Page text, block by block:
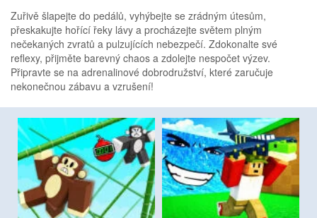
Zuřivě šlapejte do pedálů, vyhýbejte se zrádným útesům,
přeskakujte hořící řeky lávy a procházejte světem plným
nečekaných zvratů a pulzujících nebezpečí. Zdokonalte své
reflexy, přijměte barevný chaos a zdolejte nespočet výzev.
Připravte se na adrenalinové dobrodružství, které zaručuje
nekonečnou zábavu a vzrušení!